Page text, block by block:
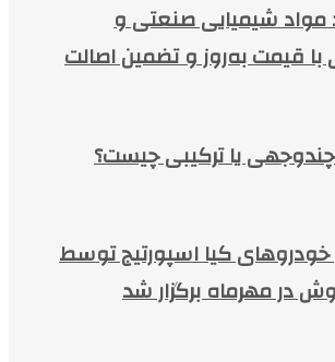
مواد شیمیایی صنعتی و
با قیمت به‌روز و تضمین اصالت
یا ترکیبی چیست؟
کیا اسپورتیج توسط
در مهرماه برگزار شد